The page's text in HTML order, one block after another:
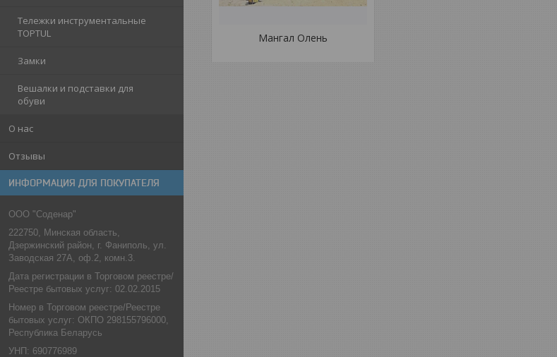
Тележки инструментальные
TOPTUL
Замки
Вешалки и подставки для
обуви
О нас
Отзывы
ИНФОРМАЦИЯ ДЛЯ ПОКУПАТЕЛЯ
ООО "Соденар"
222750, Минская область,
Дзержинский район, г. Фаниполь, ул.
Заводская 27А, оф.2, комн.3.
Дата регистрации в Торговом реестре/
Реестре бытовых услуг: 02.02.2015
Номер в Торговом реестре/Реестре
бытовых услуг: ОКПО 298155796000,
Республика Беларусь
УНП: 690776989
Мангал Олень